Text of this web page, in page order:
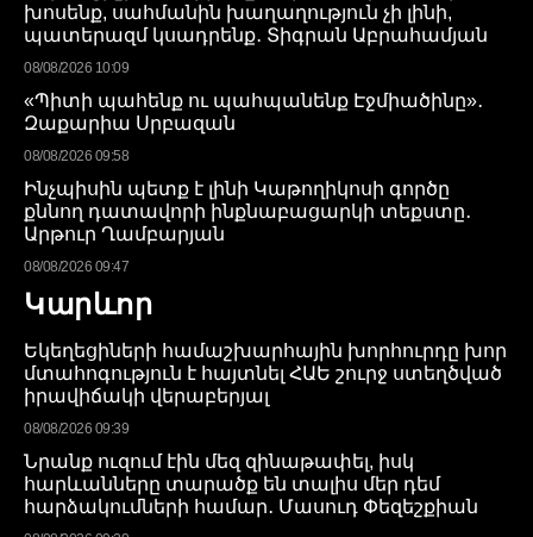
խոսենք, սահմանին խաղաղություն չի լինի,
պատերազմ կսադրենք․ Տիգրան Աբրահամյան
08/08/2026 10:09
«Պիտի պահենք ու պահպանենք Էջմիածինը»․
Զաքարիա Սրբազան
08/08/2026 09:58
Ինչպիսին պետք է լինի Կաթողիկոսի գործը
քննող դատավորի ինքնաբացարկի տեքստը․
Արթուր Ղամբարյան
08/08/2026 09:47
Կարևոր
Եկեղեցիների համաշխարհային խորհուրդը խոր
մտահոգություն է հայտնել ՀԱԵ շուրջ ստեղծված
իրավիճակի վերաբերյալ
08/08/2026 09:39
Նրանք ուզում էին մեզ զինաթափել, իսկ
հարևանները տարածք են տալիս մեր դեմ
հարձակումների համար․ Մասուդ Փեզեշքիան